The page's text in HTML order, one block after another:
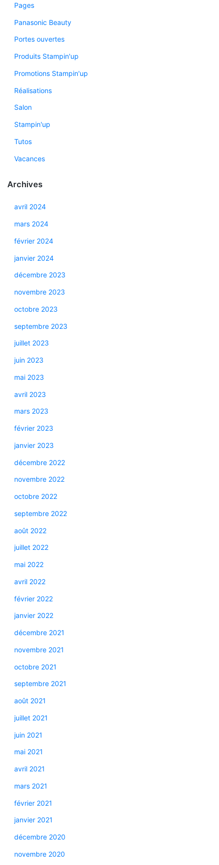
Pages
Panasonic Beauty
Portes ouvertes
Produits Stampin'up
Promotions Stampin'up
Réalisations
Salon
Stampin'up
Tutos
Vacances
Archives
avril 2024
mars 2024
février 2024
janvier 2024
décembre 2023
novembre 2023
octobre 2023
septembre 2023
juillet 2023
juin 2023
mai 2023
avril 2023
mars 2023
février 2023
janvier 2023
décembre 2022
novembre 2022
octobre 2022
septembre 2022
août 2022
juillet 2022
mai 2022
avril 2022
février 2022
janvier 2022
décembre 2021
novembre 2021
octobre 2021
septembre 2021
août 2021
juillet 2021
juin 2021
mai 2021
avril 2021
mars 2021
février 2021
janvier 2021
décembre 2020
novembre 2020